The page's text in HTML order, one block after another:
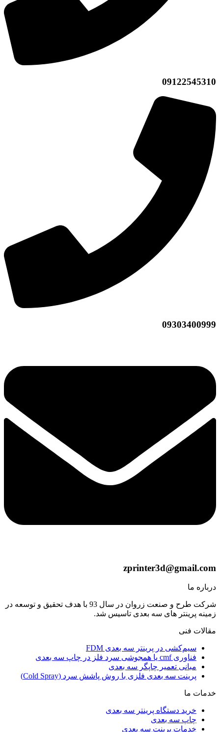
09122545310
09303400999
zprinter3d@gmail.com
درباره ما
شرکت طرح و صنعت زروان در سال 93 با هدف تحقیق و توسعه در
زمینه پرینتر های سه بعدی تاسیس شد.
مقالات فنی
سیم‌کشی در پرینتر سه بعدی FDM
فناوری cmf یا همجوشی سرد فلز در چاپ سه بعدی
مبانی تعمیر چاپگر سه بعدی
پرینت سه بعدی فلزی با روش پاشش سرد (Cold Spray)
خدمات ما
خرید دستگاه پرینتر سه بعدی
چاپ سه بعدی
خدمات پرینت سه بعدی